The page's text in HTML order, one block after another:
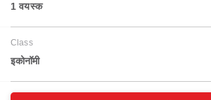
1 वयस्‍क
Class
इकोनॉमी